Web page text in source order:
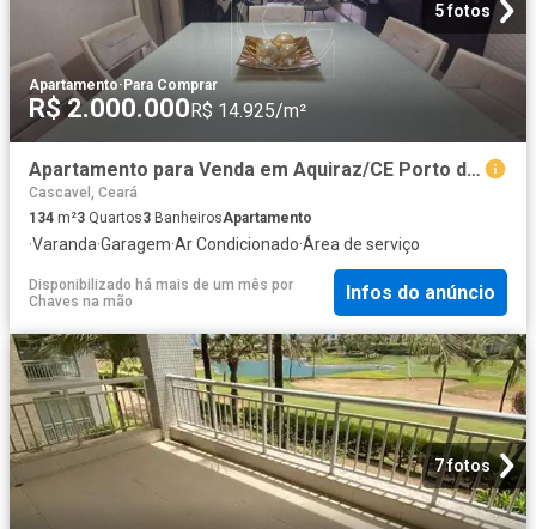
5 fotos
Apartamento· Para Comprar
R$ 2.000.000 R$ 14.925/m²
Apartamento para Venda em Aquiraz/CE Porto das Dunas 3 Quartos
Cascavel, Ceará
134 m²3 Quartos3 BanheirosApartamento
·Varanda·Garagem·Ar Condicionado·Área de serviço
Disponibilizado há mais de um mês por
Chaves na mão
Infos do anúncio
7 fotos